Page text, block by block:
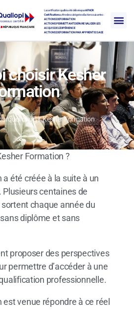
La certification qualité a été délivrée parAFNOR
Certificationau titre des catégories d’actions suivantes :
ACTIONS DE FORMATION
ACTIONS PERMETTANT DE FAIRE VALIDER LES
ACQUIS DE L’EXPÉRIENCE
ACTIONS DE FORMATION PAR APPRENTISSAGE
choisir Kesher
choisir Kesher Formation
Formation ?
été créée à la suite à un
centaines de
chaque année du
diplôme et sans
proposer des perspectives
permettre d’accéder à une
professionnelle.
est venue répondre à ce réel